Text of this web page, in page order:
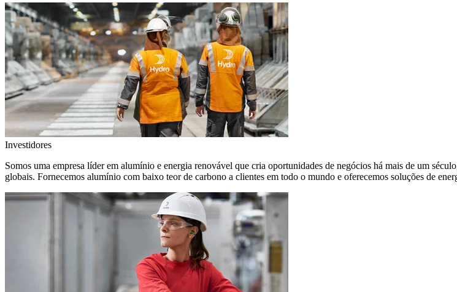
Investidores
Somos uma empresa líder em alumínio e energia renovável que cria oportunidades de negócios há mais de um
globais. Fornecemos alumínio com baixo teor de carbono a clientes em todo o mundo e oferecemos soluções de